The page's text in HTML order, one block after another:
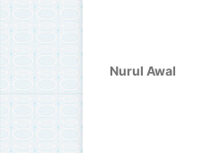
Nurul Awal